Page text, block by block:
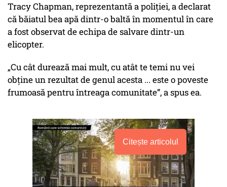
Tracy Chapman, reprezentantă a poliției, a declarat
că băiatul bea apă dintr-o baltă în momentul în care
a fost observat de echipa de salvare dintr-un
elicopter.
„Cu cât durează mai mult, cu atât te temi nu vei
obține un rezultat de genul acesta ... este o poveste
frumoasă pentru întreaga comunitate”, a spus ea.
Citește articolul